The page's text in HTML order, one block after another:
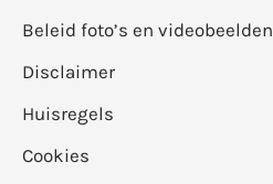
Beleid foto’s en videobeelden
Disclaimer
Huisregels
Cookies